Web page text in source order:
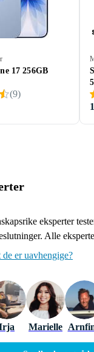
17 256GB
(9)
eksperter
Alle
er uavhengige?
Marielle